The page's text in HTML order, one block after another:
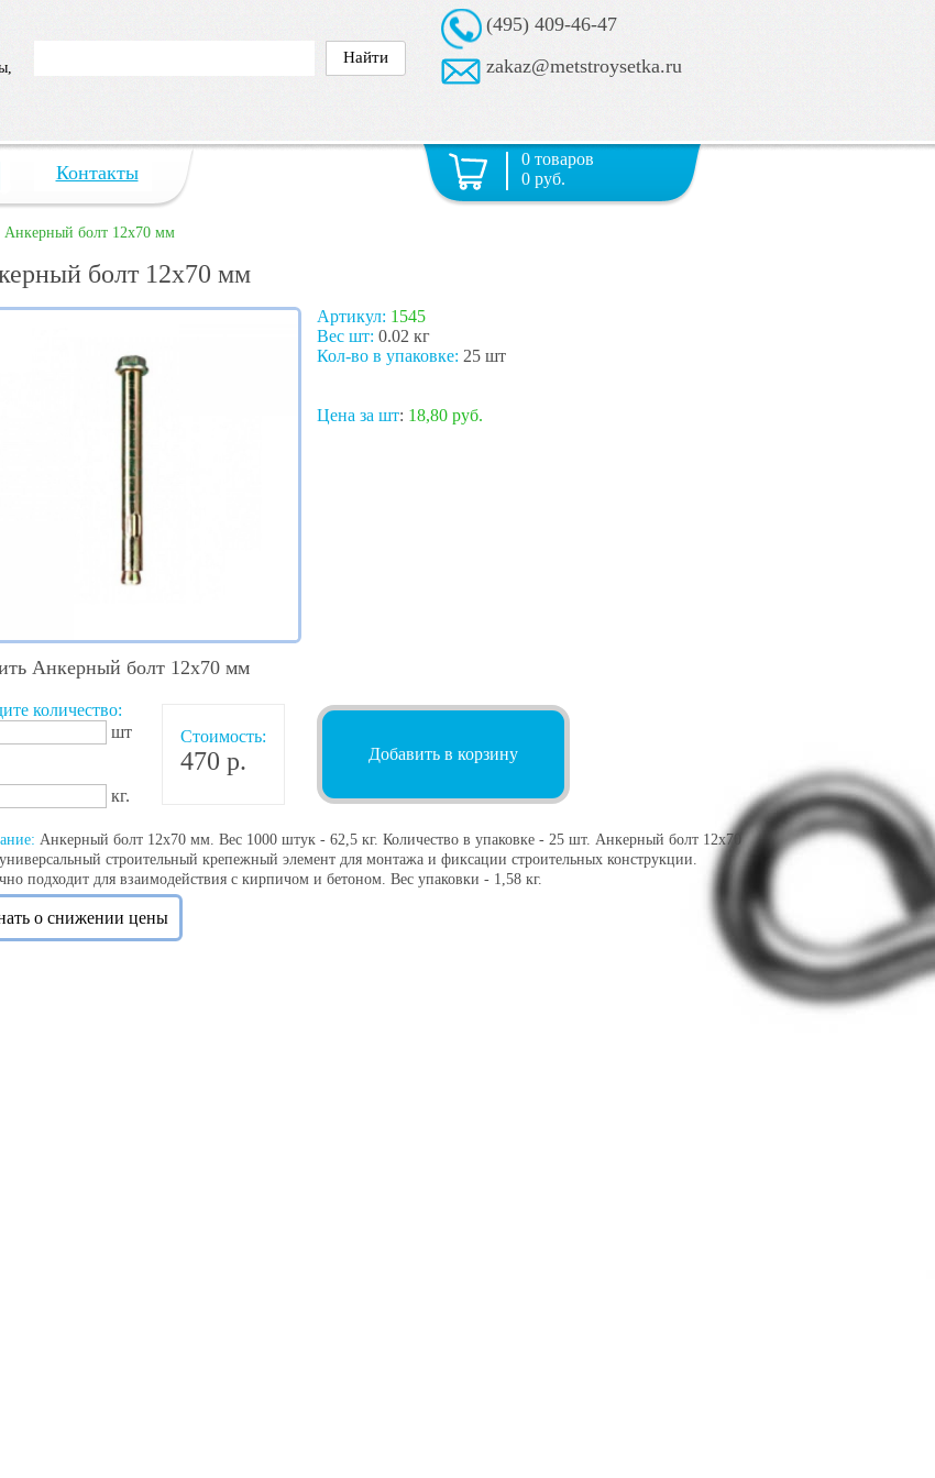
(495) 409-46-47
zakaz@metstroysetka.ru
Контакты
0 товаров
0 руб.
Анкерный болт 12х70 мм
болт 12х70 мм
Артикул: 1545
Вес шт: 0.02 кг
Кол-во в упаковке: 25 шт
Цена за шт: 18,80 руб.
Анкерный болт 12х70 мм
количество:
шт
кг.
Стоимость:
470 р. Добавить в корзину
Анкерный болт 12х70 мм. Вес 1000 штук - 62,5 кг. Количество в упаковке - 25 шт. Анкерный болт 12х70
строительный крепежный элемент для монтажа и фиксации строительных конструкции.
подходит для взаимодействия с кирпичом и бетоном. Вес упаковки - 1,58 кг.
о снижении цены